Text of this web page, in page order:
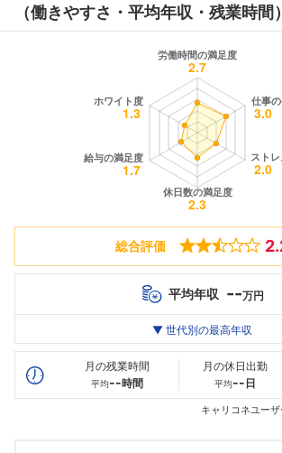
（働きやすさ・平均年収・残業時間）
総合評価
平均年収 --万円
最高年収
20代
--万
30代
--万
▼ 世代別の最高年収
月の残業時間
平均--時間
月の休日出勤
平均-- 日
キャリコネユー